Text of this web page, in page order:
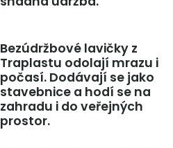
Bezúdržbové lavičky z
Traplastu odolají mrazu i
počasí. Dodávají se jako
stavebnice a hodí se na
zahradu i do veřejných
prostor.